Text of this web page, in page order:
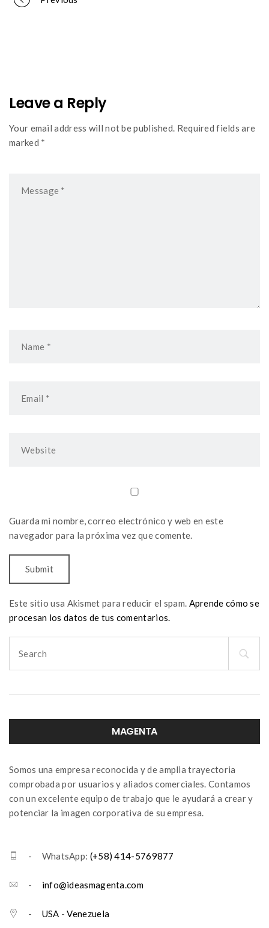
Leave a Reply
Your email address will not be published. Required fields are
marked *
Guarda mi nombre, correo electrónico y web en este
navegador para la próxima vez que comente.
Este sitio usa Akismet para reducir el spam. Aprende cómo se
procesan los datos de tus comentarios.
for:
MAGENTA
Somos una empresa reconocida y de amplia trayectoria
comprobada por usuarios y aliados comerciales. Contamos
con un excelente equipo de trabajo que le ayudará a crear y
potenciar la imagen corporativa de su empresa.
- WhatsApp: (+58) 414-5769877
- info@ideasmagenta.com
- USA -Venezuela